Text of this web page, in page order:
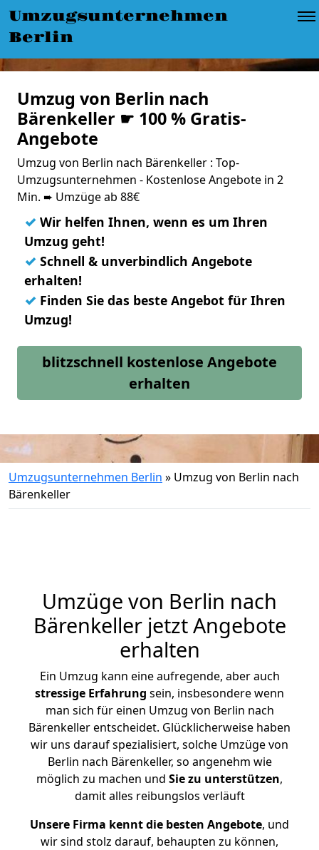
Umzugsunternehmen
Berlin
Umzug von Berlin nach
Bärenkeller ☛ 100 % Gratis-
Angebote
Umzug von Berlin nach Bärenkeller : Top-
Umzugsunternehmen - Kostenlose Angebote in 2
Min. ➨ Umzüge ab 88€
✓ Wir helfen Ihnen, wenn es um Ihren
Umzug geht!
✓ Schnell & unverbindlich Angebote
erhalten!
✓ Finden Sie das beste Angebot für Ihren
Umzug!
blitzschnell kostenlose Angebote
erhalten
Umzugsunternehmen Berlin » Umzug von Berlin nach
Bärenkeller
Umzüge von Berlin nach
Bärenkeller jetzt Angebote
erhalten
Ein Umzug kann eine aufregende, aber auch
stressige Erfahrung sein, insbesondere wenn
man sich für einen Umzug von Berlin nach
Bärenkeller entscheidet. Glücklicherweise haben
wir uns darauf spezialisiert, solche Umzüge von
Berlin nach Bärenkeller, so angenehm wie
möglich zu machen und Sie zu unterstützen,
damit alles reibungslos verläuft
Unsere Firma kennt die besten Angebote, und
wir sind stolz darauf, behaupten zu können,